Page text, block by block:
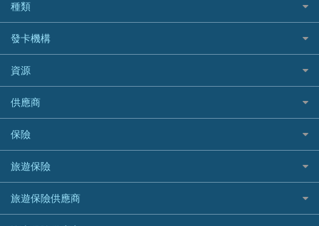
銀行貸款
財務公司貸款
免入息貸款
免TU貸款
急借錢
緊急貸款比較
最佳小額貸款比較
易批必批貸款
Cashing Pro 優尚信貸
CCB(Asia) 中國建設銀行 (亞洲)
Citibank 花旗銀行
CNCBI 信銀國際
CreFIT 維信
DBS 星展銀行
DSB 大新銀行
HSBC 滙豐銀行貸款
K Cash 貸款
如何申請個人貸款
如何管理個人貸款
個人貸款有用資訊
清卡數貸款教學
循環貸款教學
個人化貸款產品推介 🔥全新
債務重組一覽
供樓利息扣稅
最佳貸款app
種類
網購優惠
精選外幣網購信用卡
尊尚信用卡
公司信用卡
電子錢包信用卡
日本遊信用卡攻略
韓國遊信用卡攻略
台灣遊信用卡攻略
機場貴賓室信用卡
發卡機構
Citibank花旗銀行
AE美國運通
DBS星展銀行
HSBC滙豐銀行
Mox
信銀國際
大新銀行
恒生銀行
資源
Black Friday優惠
淘寶付款方式
一田購物優惠日
SOGO感謝祭
HKTVmall優惠碼
交稅優惠
酒店優惠碼
供應商
八達通自動增值信用卡
保險
旅遊保險
汽車保險
家居保險
旅遊保險
日本旅遊保險及資訊
泰國旅遊保險及資訊
旅遊保險供應商